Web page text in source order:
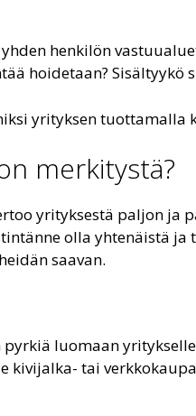
henkilön
hoidetaan? Sisältyykö
yrityksen
merkitystä?
yrityksestä paljon ja
olla yhtenäistä
saavan.
luomaan
kivijalka- tai